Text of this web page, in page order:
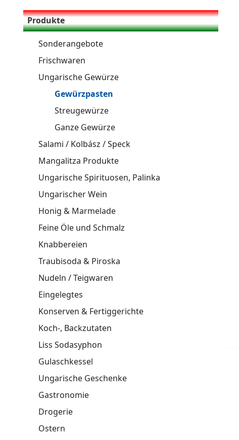
Produkte
Sonderangebote
Frischwaren
Ungarische Gewürze
Gewürzpasten
Streugewürze
Ganze Gewürze
Salami / Kolbász / Speck
Mangalitza Produkte
Ungarische Spirituosen, Palinka
Ungarischer Wein
Honig & Marmelade
Feine Öle und Schmalz
Knabbereien
Traubisoda & Piroska
Nudeln / Teigwaren
Eingelegtes
Konserven & Fertiggerichte
Koch-, Backzutaten
Liss Sodasyphon
Gulaschkessel
Ungarische Geschenke
Gastronomie
Drogerie
Ostern